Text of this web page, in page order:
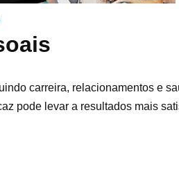
carreira, relacionamentos e
pode levar a resultados mais